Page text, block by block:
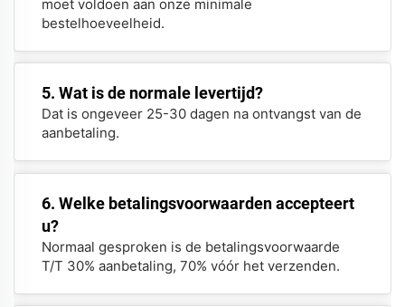
moet voldoen aan onze minimale
bestelhoeveelheid.
5. Wat is de normale levertijd?
Dat is ongeveer 25-30 dagen na ontvangst van de
aanbetaling.
6. Welke betalingsvoorwaarden accepteert
u?
Normaal gesproken is de betalingsvoorwaarde
T/T 30% aanbetaling, 70% vóór het verzenden.